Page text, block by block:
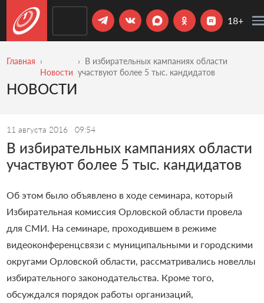
18+
Главная
Новости
В избирательных кампаниях области
участвуют более 5 тыс. кандидатов
НОВОСТИ
11 августа 2016 09:54
В избирательных кампаниях области
участвуют более 5 тыс. кандидатов
Об этом было объявлено в ходе семинара, который
Избирательная комиссия Орловской области провела
для СМИ. На семинаре, проходившем в режиме
видеоконференцсвязи с муниципальными и городскими
округами Орловской области, рассматривались новеллы
избирательного законодательства. Кроме того,
обсуждался порядок работы организаций,